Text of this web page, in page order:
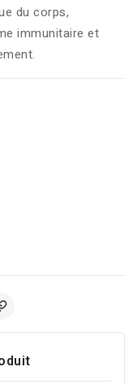
du corps,
immunitaire et